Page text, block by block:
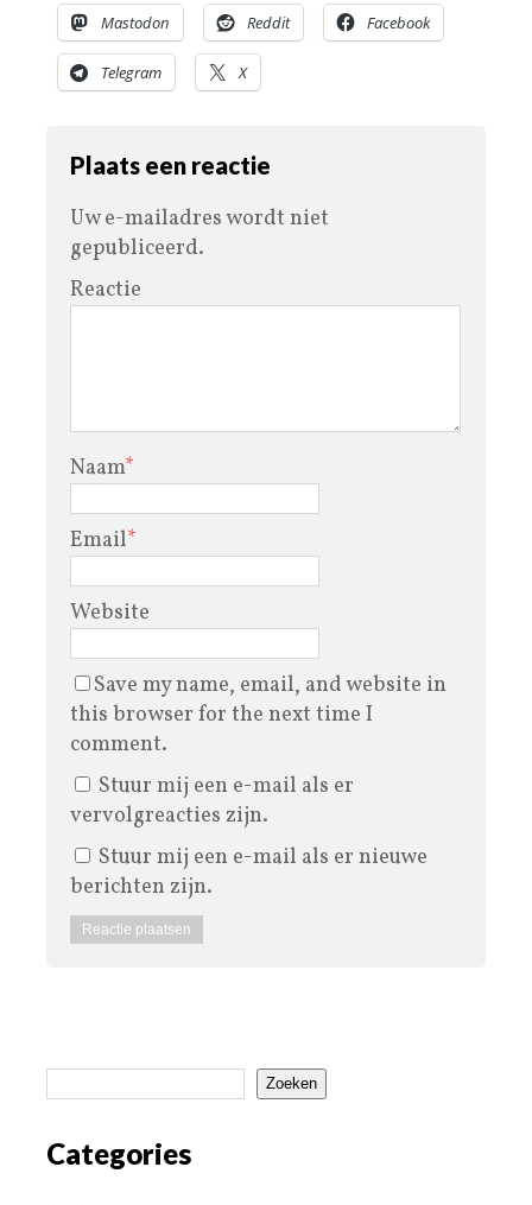
Mastodon Reddit Facebook
Telegram X
Plaats een reactie
Uw e-mailadres wordt niet
gepubliceerd.
Reactie
Naam*
Email*
Website
Save my name, email, and website in
this browser for the next time I
comment.
Stuur mij een e-mail als er
vervolgreacties zijn.
Stuur mij een e-mail als er nieuwe
berichten zijn.
Zoeken
Categories